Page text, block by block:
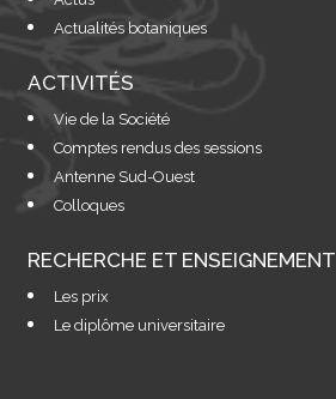
Actualités botaniques
ACTIVITÉS
Vie de la Société
Comptes rendus des sessions
Antenne Sud-Ouest
Colloques
RECHERCHE ET ENSEIGNEMENT
Les prix
Le diplôme universitaire